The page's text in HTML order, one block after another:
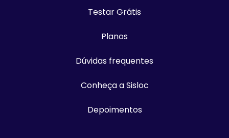
Testar Grátis
Planos
Dúvidas frequentes
Conheça a Sisloc
Depoimentos